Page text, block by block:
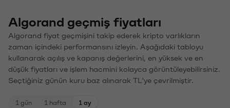
Algorand geçmiş fiyatları
Algorand fiyat geçmişini takip ederek kripto varlıkların
zaman içindeki performansını izleyin. Aşağıdaki tabloyu
kullanarak açılış ve kapanış değerlerini, en yüksek ve en
düşük fiyatları ve işlem hacmini kolayca görüntüleyebilirsiniz.
Seçtiğiniz günün kuru baz alınarak TL'ye çevrilmiştir.
1 gün 1 hafta 1 ay